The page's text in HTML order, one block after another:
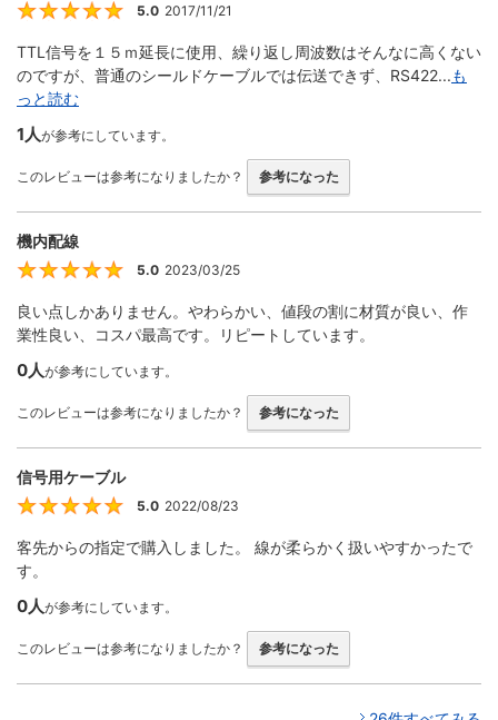
5.0 2017/11/21
TTL信号を１５ｍ延長に使用、繰り返し周波数はそんなに高くない
のですが、普通のシールドケーブルでは伝送できず、RS422...も
っと読む
1人が参考にしています。
このレビューは参考になりましたか？ 参考になった
機内配線
5
5.0 2023/03/25
良い点しかありません。やわらかい、値段の割に材質が良い、作
業性良い、コスパ最高です。リピートしています。
0人が参考にしています。
このレビューは参考になりましたか？ 参考になった
信号用ケーブル
5
5.0 2022/08/23
客先からの指定で購入しました。 線が柔らかく扱いやすかったで
す。
0人が参考にしています。
このレビューは参考になりましたか？ 参考になった